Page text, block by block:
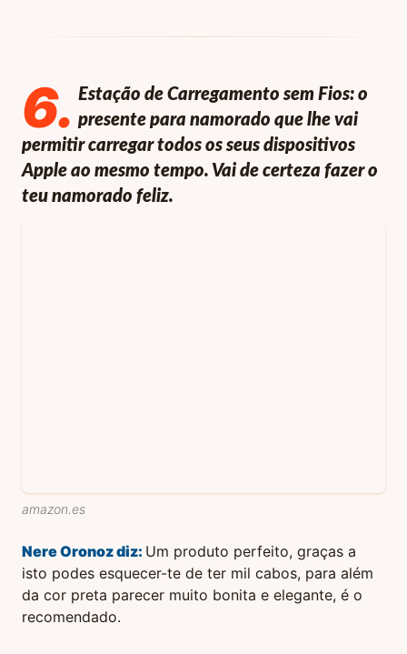
6. Estação de Carregamento sem Fios: o
presente para namorado que lhe vai
permitir carregar todos os seus dispositivos
Apple ao mesmo tempo. Vai de certeza fazer o
teu namorado feliz.
amazon.es
Nere Oronozdiz: Um produto perfeito, graças a
isto podes esquecer-te de ter mil cabos, para além
da cor preta parecer muito bonita e elegante, é o
recomendado.